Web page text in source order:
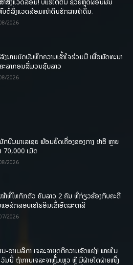
ບຕໍ່ສິ່ງແວດລ້ອມໜ້າດິນຮັກສາໜ້າດິນ.
2026
ງນາມບົດບັນທຶກຄວາມເຂົ້າໃຈຮ່ວມມື ເພື່ອພັດທະນາ
ະລາກອນສື່ມວນຊົນລາວ
2026
ກບິນມາເລເຊຍ ພ້ອມຍຶດເຄື່ອງຂອງກາງ ຢາອີ ຫຼາຍ
70,000 ເມັດ
2026
ໜ້າທີ່ໄທກັກຕົວ ຄົນລາວ 2 ຄົນ ທີ່ກ່ຽວຂ້ອງກັບຄະດີ
ແອລັກລອບເຮໂຣອີນເຂົ້າອົດສະຕາລີ
2026
ນ-ອາເມລິກາ ເຈລະຈາຍຸດຕິຄວາມຂັດແຍ່ງ! ພາຍໃນ
ນນີ້ ຖ້າການເຈລະຈາຫຼົ້ມເຫຼວ ຫຼື ມີຝ່າຍໃດຝ່າຍໜຶ່ງ